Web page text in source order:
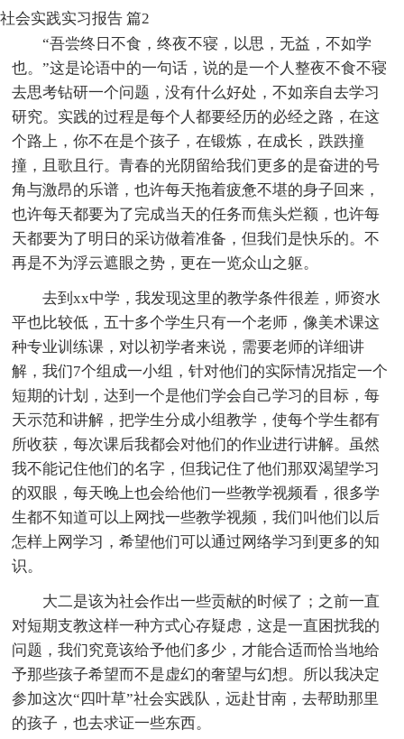
社会实践实习报告 篇2
“吾尝终日不食，终夜不寝，以思，无益，不如学
也。”这是论语中的一句话，说的是一个人整夜不食不寝
去思考钻研一个问题，没有什么好处，不如亲自去学习
研究。实践的过程是每个人都要经历的必经之路，在这
个路上，你不在是个孩子，在锻炼，在成长，跌跌撞
撞，且歌且行。青春的光阴留给我们更多的是奋进的号
角与激昂的乐谱，也许每天拖着疲惫不堪的身子回来，
也许每天都要为了完成当天的任务而焦头烂额，也许每
天都要为了明日的采访做着准备，但我们是快乐的。不
再是不为浮云遮眼之势，更在一览众山之躯。
去到xx中学，我发现这里的教学条件很差，师资水
平也比较低，五十多个学生只有一个老师，像美术课这
种专业训练课，对以初学者来说，需要老师的详细讲
解，我们7个组成一小组，针对他们的实际情况指定一个
短期的计划，达到一个是他们学会自己学习的目标，每
天示范和讲解，把学生分成小组教学，使每个学生都有
所收获，每次课后我都会对他们的作业进行讲解。虽然
我不能记住他们的名字，但我记住了他们那双渴望学习
的双眼，每天晚上也会给他们一些教学视频看，很多学
生都不知道可以上网找一些教学视频，我们叫他们以后
怎样上网学习，希望他们可以通过网络学习到更多的知
识。
大二是该为社会作出一些贡献的时候了；之前一直
对短期支教这样一种方式心存疑虑，这是一直困扰我的
问题，我们究竟该给予他们多少，才能合适而恰当地给
予那些孩子希望而不是虚幻的奢望与幻想。所以我决定
参加这次“四叶草”社会实践队，远赴甘南，去帮助那里
的孩子，也去求证一些东西。